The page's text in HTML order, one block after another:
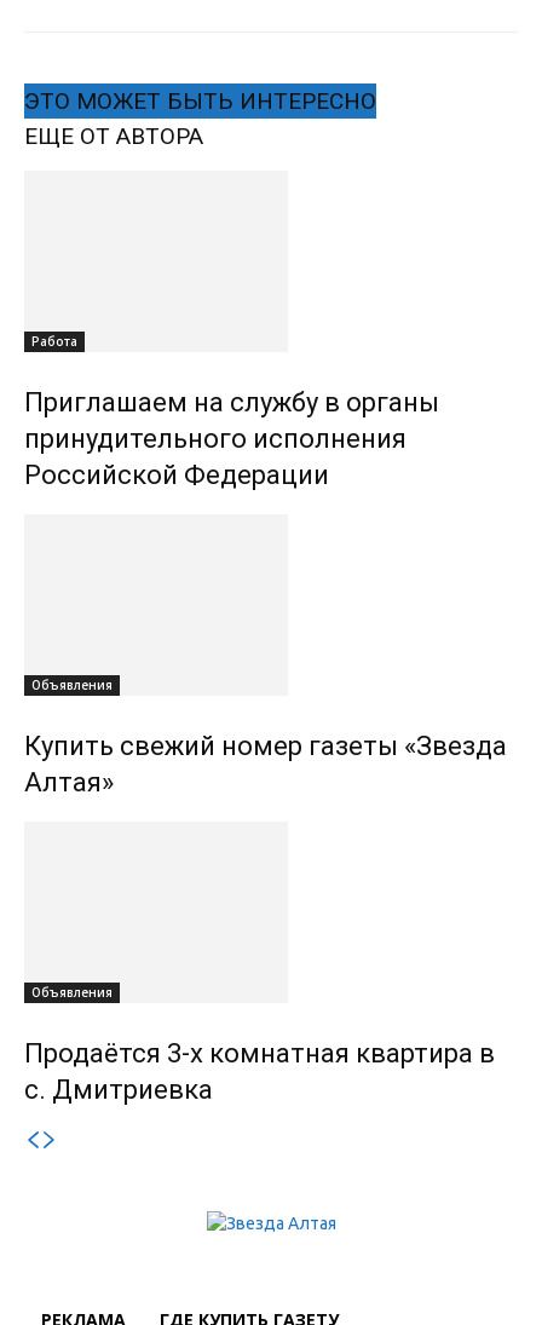
ЭТО МОЖЕТ БЫТЬ ИНТЕРЕСНО
ЕЩЕ ОТ АВТОРА
Работа
Приглашаем на службу в органы
принудительного исполнения
Российской Федерации
Объявления
Купить свежий номер газеты «Звезда
Алтая»
Объявления
Продаётся 3-х комнатная квартира в
с. Дмитриевка
РЕКЛАМА ГДЕ КУПИТЬ ГАЗЕТУ